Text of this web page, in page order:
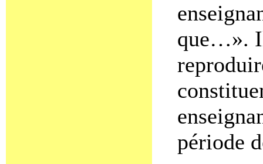
que…».
période